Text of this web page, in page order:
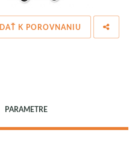
K POROVNANIU
PARAMETRE